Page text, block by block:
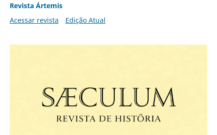
Revista Ártemis
Acessar revista
Edição Atual